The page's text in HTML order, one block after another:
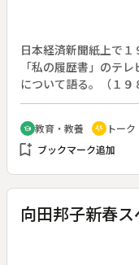
日本経済新聞紙上で
「私の履歴書」のテ
について語る。（１
日、全７８回。出演
０回は哲学者・谷川徹
school 教育・教養 adaptive_audio_mic トー
bookmark_add ブックマーク追加
向田邦子新春